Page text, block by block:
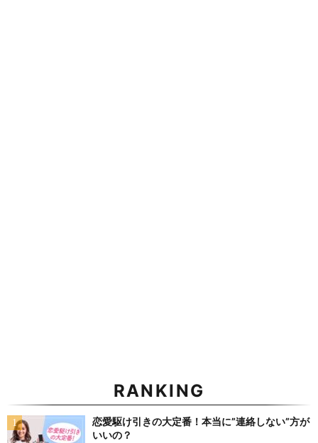
RANKING
恋愛駆け引きの大定番！本当に”連絡しない”方が
いいの？